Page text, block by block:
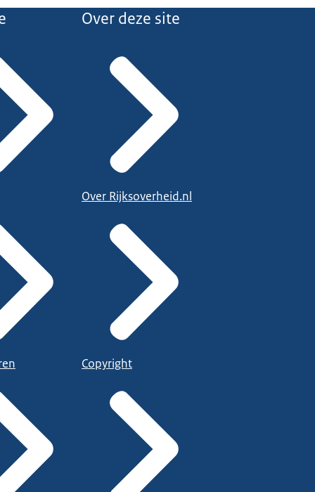
Over deze site
Over Rijksoverheid.nl
Copyright